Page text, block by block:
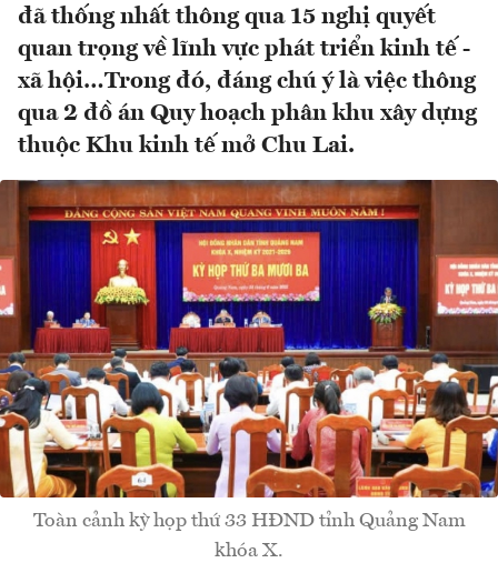
đã thống nhất thông qua 15 nghị quyết
quan trọng về lĩnh vực phát triển kinh tế -
xã hội…Trong đó, đáng chú ý là việc thông
qua 2 đồ án Quy hoạch phân khu xây dựng
thuộc Khu kinh tế mở Chu Lai.
Toàn cảnh kỳ họp thứ 33 HĐND tỉnh Quảng Nam
khóa X.